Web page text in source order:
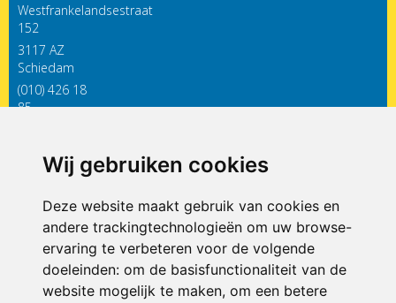
Wij gebruiken cookies
Deze website maakt gebruik van cookies en
andere trackingtechnologieën om uw browse-
ervaring te verbeteren voor de volgende
doeleinden: om de basisfunctionaliteit van de
website mogelijk te maken, om een betere
Westfrankelandsestraat
152
3117 AZ
Schiedam
(010) 426 18
85
ONDERDEEL VAN